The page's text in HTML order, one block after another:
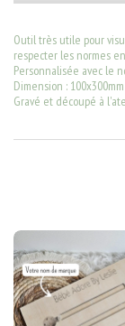
Outil très utile pour
respecter les normes
Personnalisée avec le
Dimension : 100x300mm
Gravé et découpé à